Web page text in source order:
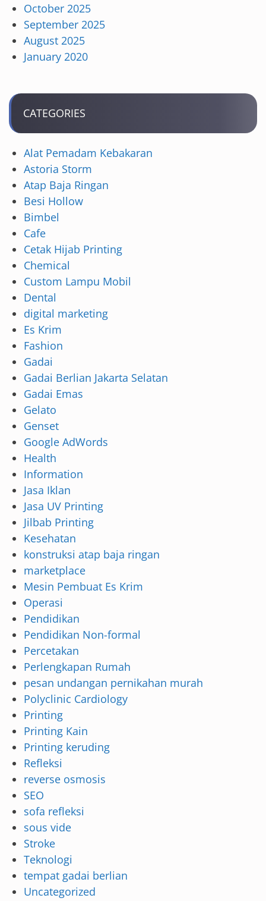
October 2025
September 2025
August 2025
January 2020
CATEGORIES
Alat Pemadam Kebakaran
Astoria Storm
Atap Baja Ringan
Besi Hollow
Bimbel
Cafe
Cetak Hijab Printing
Chemical
Custom Lampu Mobil
Dental
digital marketing
Es Krim
Fashion
Gadai
Gadai Berlian Jakarta Selatan
Gadai Emas
Gelato
Genset
Google AdWords
Health
Information
Jasa Iklan
Jasa UV Printing
Jilbab Printing
Kesehatan
konstruksi atap baja ringan
marketplace
Mesin Pembuat Es Krim
Operasi
Pendidikan
Pendidikan Non-formal
Percetakan
Perlengkapan Rumah
pesan undangan pernikahan murah
Polyclinic Cardiology
Printing
Printing Kain
Printing keruding
Refleksi
reverse osmosis
SEO
sofa refleksi
sous vide
Stroke
Teknologi
tempat gadai berlian
Uncategorized